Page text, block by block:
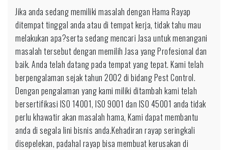
Control
Rayap
Efektif
untuk
daerah
Probolinggo
Jika anda sedang memiliki masalah dengan Hama Rayap
ditempat tinggal anda atau di tempat kerja, tidak tahu mau
melakukan apa?serta sedang mencari Jasa untuk menangani
masalah tersebut dengan memilih Jasa yang Profesional dan
baik. Anda telah datang pada tempat yang tepat. Kami telah
berpengalaman sejak tahun 2002 di bidang Pest Control.
Dengan pengalaman yang kami miliki ditambah kami telah
bersertifikasi ISO 14001, ISO 9001 dan ISO 45001 anda tidak
perlu khawatir akan masalah hama, Kami dapat membantu
anda di segala lini bisnis anda.Kehadiran rayap seringkali
disepelekan, padahal rayap bisa membuat kerusakan di